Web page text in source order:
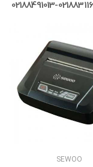
SEWOO